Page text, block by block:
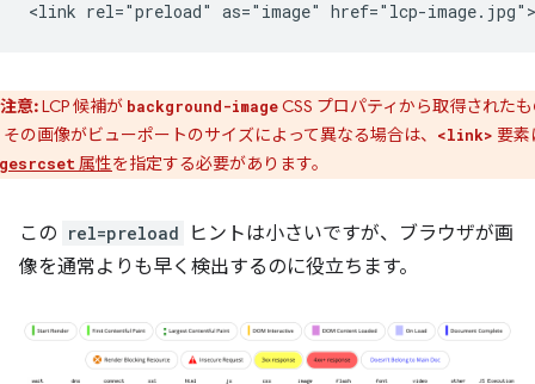
注意:LCP 候補が background-imageCSS プロパティから取得された
の画像がビューポートのサイズによって異なる場合は、
<link> 要素
属性を指定する必要があります。
この rel=preload
ヒントは小さいですが、ブラウザが画
像を通常よりも早く検出するのに役立ちます。